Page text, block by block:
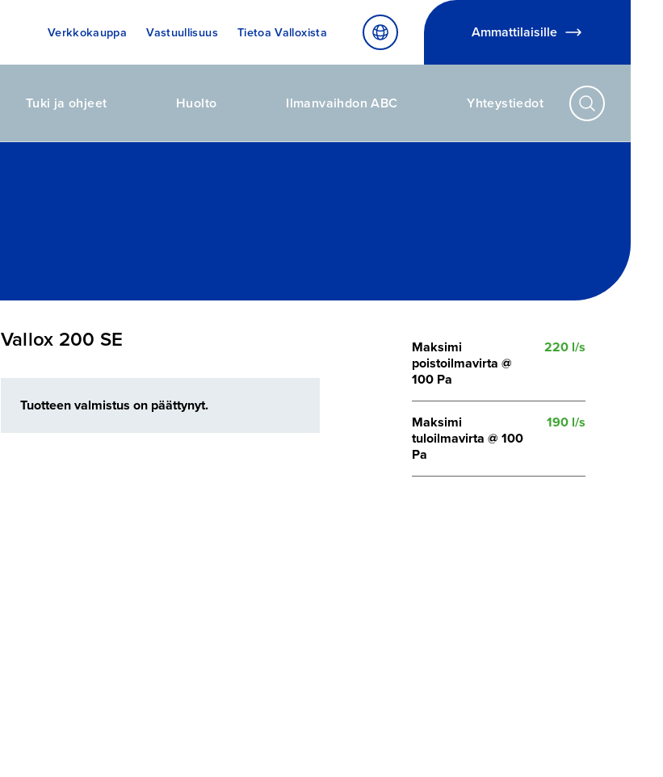
Verkkokauppa Vastuullisuus Tietoa Valloxista Ammattilaisille
Tuki ja ohjeet Huolto Ilmanvaihdon ABC Yhteystiedot
Vallox 200 SE
Tuotteen valmistus on päättynyt.
Maksimi
poistoilmavirta @
100 Pa
220 l/s
Maksimi
tuloilmavirta @ 100
Pa
190 l/s